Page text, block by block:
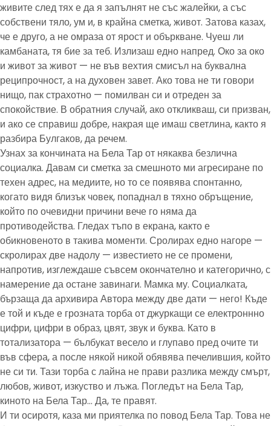
живите след тях е да я запълнят не със жалейки, а със
собствени тяло, ум и, в крайна сметка, живот. Затова казах,
че е друго, а не омраза от ярост и объркване. Чуеш ли
камбаната, тя бие за теб. Излизаш едно напред. Око за око
и живот за живот — не във вехтия смисъл на буквална
реципрочност, а на духовен завет. Ако това не ти говори
нищо, пак страхотно — помилван си и отреден за
спокойствие. В обратния случай, ако откликваш, си призван,
и ако се справиш добре, накрая ще имаш светлина, както я
разбира Булгаков, да речем.
Узнах за кончината на Бела Тар от някаква безлична
социалка. Давам си сметка за смешното ми агресиране по
техен адрес, на медиите, но то се появява спонтанно,
когато видя близък човек, попаднал в тяхно обръщение,
който по очевидни причини вече го няма да
противодейства. Гледах тъпо в екрана, както е
обикновеното в такива моменти. Сролирах едно нагоре —
скролирах две надолу — известието не се промени,
напротив, изглеждаше съвсем окончателно и категорично, с
намерение да остане завинаги. Мамка му. Социалката,
бързаща да архивира Автора между две дати — него! Къде
е той и къде е грозната торба от джуркащи се електроннно
цифри, цифри в образ, цвят, звук и буква. Като в
тотализатора — бълбукат весело и глупаво пред очите ти
във сфера, а после някой никой обявява печелившия, който
не си ти. Тази торба с лайна не прави разлика между смърт,
любов, живот, изкуство и лъжа. Погледът на Бела Тар,
киното на Бела Тар… Да, те правят.
И ти осиротя, каза ми приятелка по повод Бела Тар. Това не